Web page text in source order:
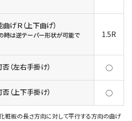
げＲ（上下曲げ）
時は逆テーパー形状が可能で
1.5R
（左右手掛け） ◯
（上下手掛け） ◯
粧板の長さ方向に対して平行する方向の曲げ